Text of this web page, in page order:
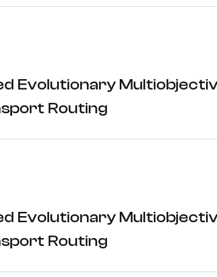
Evolutionary
Routing
Evolutionary
Routing